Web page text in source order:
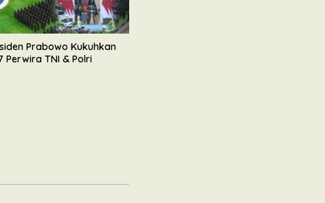
Prabowo Kukuhkan
Perwira TNI & Polri